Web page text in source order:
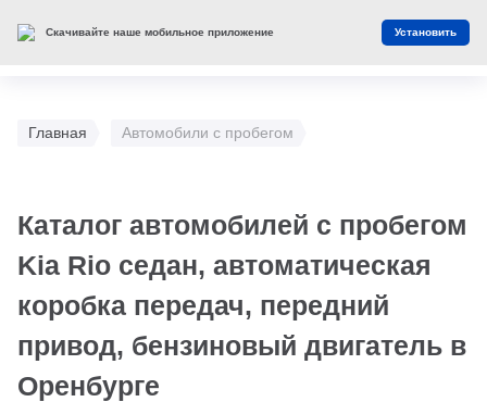
Главная Автомобили с пробегом
Каталог автомобилей с пробегом
Kia Rio седан, автоматическая
коробка передач, передний
привод, бензиновый двигатель в
Оренбурге
Скачивайте наше мобильное приложение Установить